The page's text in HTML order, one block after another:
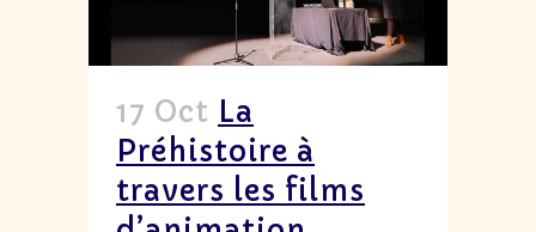
17 Oct La
Préhistoire à
travers les films